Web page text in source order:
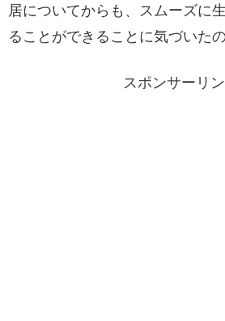
居についてからも、スムーズに
ることができることに気づいたの
スポンサーリ